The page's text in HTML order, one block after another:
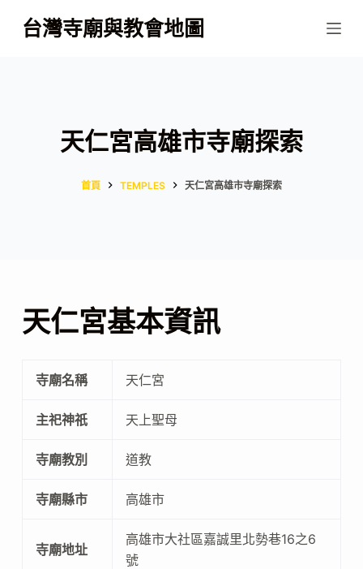
跳
至
台灣寺廟與教會地圖
天仁宮高雄市寺廟探索
首頁 TEMPLES 天仁宮高雄市寺廟探索
天仁宮基本資訊
寺廟名稱 天仁宮
主祀神祇 天上聖母
寺廟教別 道教
寺廟縣市 高雄市
寺廟地址
高雄市大社區嘉誠里北勢巷16之6
號